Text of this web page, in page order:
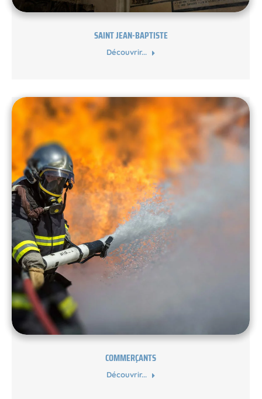
SAINT JEAN-BAPTISTE
Découvrir...
COMMERÇANTS
Découvrir...